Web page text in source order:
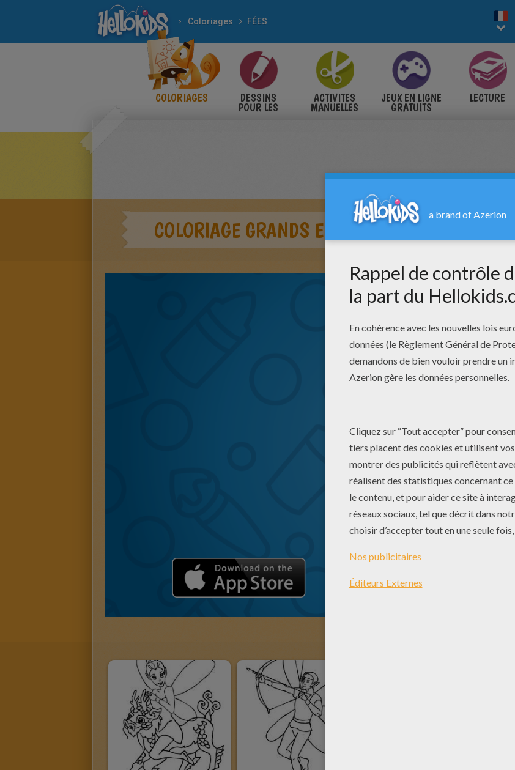
Coloriages FÉES
COLORIAGES DESSINS
POUR LES
ACTIVITES
MANUELLES
JEUX EN LIGNE
GRATUITS
LECTURE
COLORIAGE GRANDS ELFES GRATUIT À IMPRIMER